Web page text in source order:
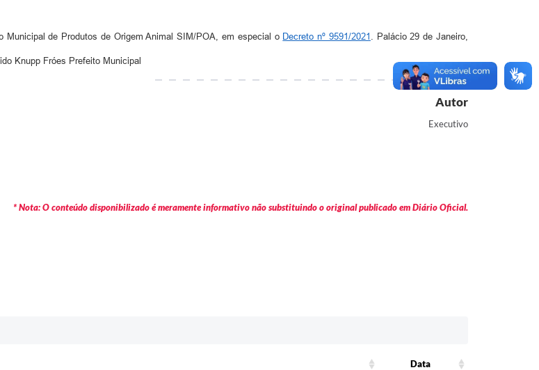
de Produtos de Origem Animal SIM/POA, em especial o Decreto nº 9591/2021 . Palácio 29 de Janeiro,
Knupp Fróes Prefeito Municipal
Autor
Executivo
* Nota: O conteúdo disponibilizado é meramente informativo não substituindo o original publicado em Diário Oficial.
Data